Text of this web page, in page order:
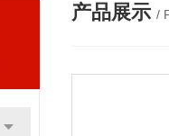
产品展示 /